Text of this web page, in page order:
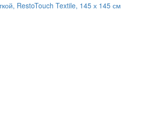
RestoTouch Textile, 145 х 145 см